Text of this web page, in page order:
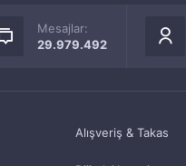
Mesajlar:
29.979.492
Alışveriş & Takas